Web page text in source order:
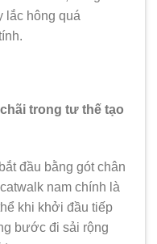
lắc hông quá
trong tư thế tạo
đầu bằng gót chân
nam chính là
khi khởi đầu tiếp
bước đi sải rộng